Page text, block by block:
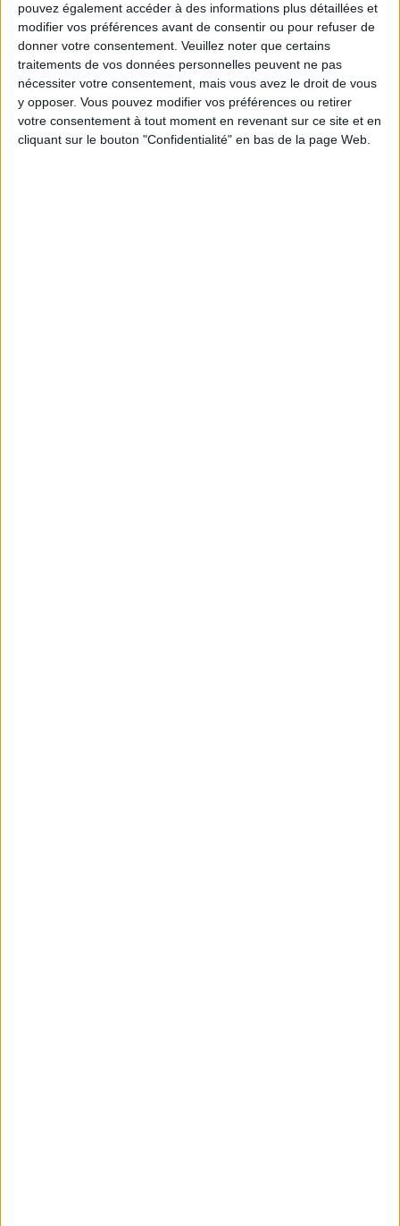
pouvez également accéder à des informations plus détaillées et
modifier vos préférences avant de consentir ou pour refuser de
donner votre consentement. Veuillez noter que certains
traitements de vos données personnelles peuvent ne pas
nécessiter votre consentement, mais vous avez le droit de vous
y opposer. Vous pouvez modifier vos préférences ou retirer
votre consentement à tout moment en revenant sur ce site et en
cliquant sur le bouton "Confidentialité" en bas de la page Web.